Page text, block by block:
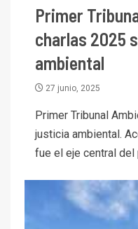
Primer
charlas 2025
ambiental
27 junio, 2025
Primer Tribunal
justicia ambiental.
fue el eje central del